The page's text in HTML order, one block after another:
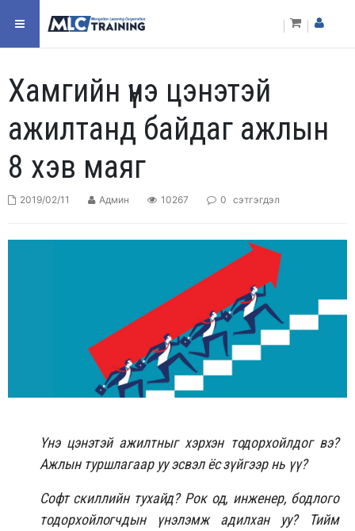
Хамгийн үнэ цэнэтэй
ажилтанд байдаг ажлын
8 хэв маяг
2019/02/11 Админ 10267 0 сэтгэгдэл
Үнэ цэнэтэй ажилтныг хэрхэн тодорхойлдог вэ?
Ажлын туршлагаар уу эсвэл ёс зүйгээр нь үү?
Софт скиллийн тухайд? Рок од, инженер, бодлого
тодорхойлогчдын үнэлэмж адилхан уу? Тийм